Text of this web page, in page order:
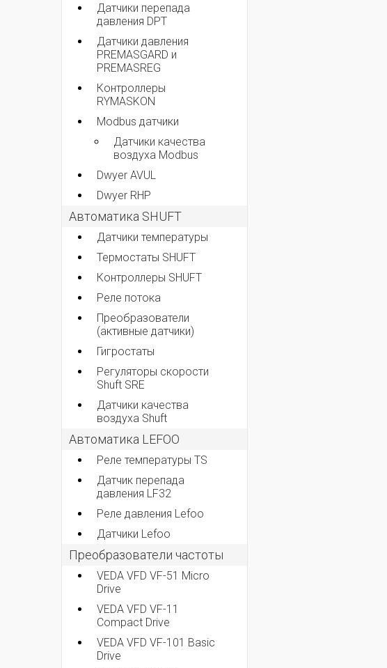
Датчики перепада
давления DPT
Датчики давления
PREMASGARD и
PREMASREG
Контроллеры
RYMASKON
Modbus датчики
Датчики качества
воздуха Modbus
Dwyer AVUL
Dwyer RHP
Автоматика SHUFT
Датчики температуры
Термостаты SHUFT
Контроллеры SHUFT
Реле потока
Преобразователи
(активные датчики)
Гигростаты
Регуляторы скорости
Shuft SRE
Датчики качества
воздуха Shuft
Автоматика LEFOO
Реле температуры TS
Датчик перепада
давления LF32
Реле давления Lefoo
Датчики Lefoo
Преобразователи частоты
VEDA VFD VF-51 Micro
Drive
VEDA VFD VF-11
Compact Drive
VEDA VFD VF-101 Basic
Drive